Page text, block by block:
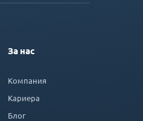
За нас
Компания
Кариера
Блог